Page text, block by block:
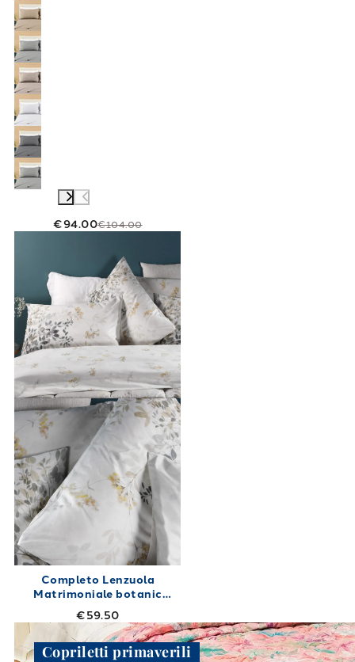
€94.00€104.00
Completo Lenzuola
Matrimoniale botanic
Shabby Chic in Cotone
240X280
€59.50
Copriletti primaverili